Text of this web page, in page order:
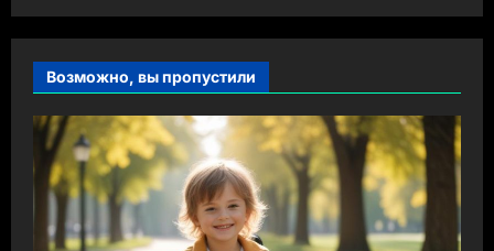
Возможно, вы пропустили